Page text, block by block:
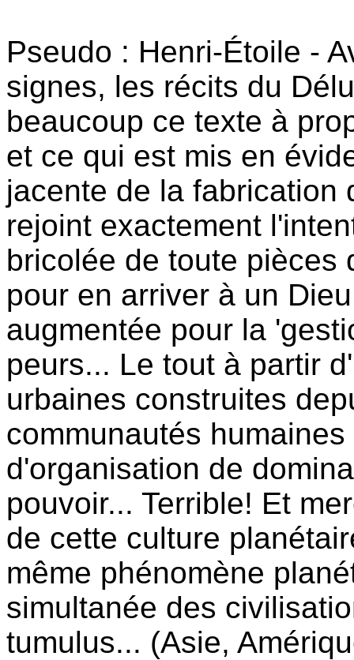
Pseudo : Henri-Étoile -
signes, les récits du
beaucoup ce texte à
et ce qui est mis en
jacente de la fabrication
rejoint exactement
bricolée de toute pièces
pour en arriver à un
augmentée pour la
peurs... Le tout à partir
urbaines construites
communautés
d'organisation de
pouvoir... Terrible! Et
de cette culture
même phénomène
simultanée des
tumulus... (Asie,